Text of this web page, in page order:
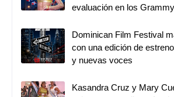
evaluación en los Grammy
Dominican Film Festival
con una edición de
y nuevas voces
Kasandra Cruz y Mary